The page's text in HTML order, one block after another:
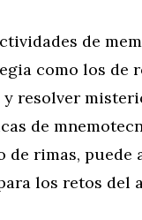
de
como los de
resolver
de
rimas, puede
los retos del